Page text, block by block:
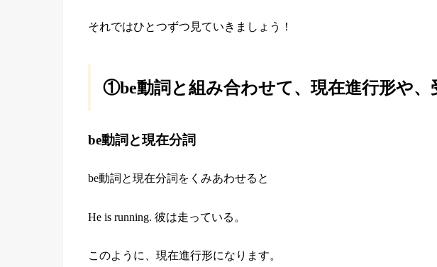
それではひとつずつ見ていきましょう！
①be動詞と組み合わせて、現在進行形や、
be動詞と現在分詞
be動詞と現在分詞をくみあわせると
He is running. 彼は走っている。
このように、現在進行形になります。